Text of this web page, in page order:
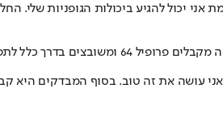
יכול להגיע ביכולות הגופניות שלי.
כלל לתפקידי מטה.